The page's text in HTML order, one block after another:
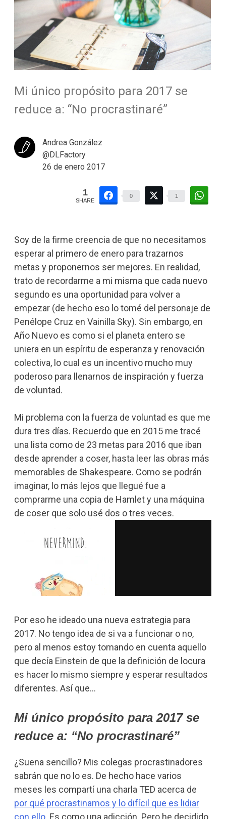
Mi único propósito para 2017 se
reduce a: “No procrastinaré”
Andrea González
@DLFactory
26 de enero 2017
1
SHARE
0 1
Soy de la firme creencia de que no necesitamos
esperar al primero de enero para trazarnos
metas y proponernos ser mejores. En realidad,
trato de recordarme a mi misma que cada nuevo
segundo es una oportunidad para volver a
empezar (de hecho eso lo tomé del personaje de
Penélope Cruz en Vainilla Sky). Sin embargo, en
Año Nuevo es como si el planeta entero se
uniera en un espíritu de esperanza y renovación
colectiva, lo cual es un incentivo mucho muy
poderoso para llenarnos de inspiración y fuerza
de voluntad.
Mi problema con la fuerza de voluntad es que me
dura tres días. Recuerdo que en 2015 me tracé
una lista como de 23 metas para 2016 que iban
desde aprender a coser, hasta leer las obras más
memorables de Shakespeare. Como se podrán
imaginar, lo más lejos que llegué fue a
comprarme una copia de Hamlet y una máquina
de coser que solo usé dos o tres veces.
Por eso he ideado una nueva estrategia para
2017. No tengo idea de si va a funcionar o no,
pero al menos estoy tomando en cuenta aquello
que decía Einstein de que la definición de locura
es hacer lo mismo siempre y esperar resultados
diferentes. Así que…
Mi único propósito para 2017 se
reduce a: “No procrastinaré”
¿Suena sencillo? Mis colegas procrastinadores
sabrán que no lo es. De hecho hace varios
meses les compartí una charla TED acerca de
por qué procrastinamos y lo difícil que es lidiar
con ello. Es como una adicción. Pero he decidido